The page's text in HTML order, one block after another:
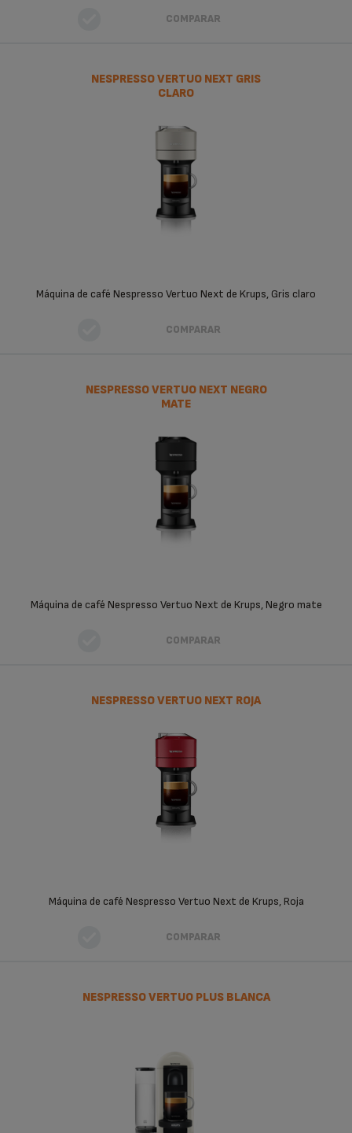
COMPARAR
COMPARAR
NESPRESSO VERTUO NEXT GRIS
CLARO
Máquina de café Nespresso Vertuo Next de Krups, Gris claro
COMPARAR
NESPRESSO VERTUO NEXT NEGRO
MATE
Máquina de café Nespresso Vertuo Next de Krups, Negro mate
COMPARAR
NESPRESSO VERTUO NEXT ROJA
Máquina de café Nespresso Vertuo Next de Krups, Roja
NESPRESSO VERTUO PLUS BLANCA